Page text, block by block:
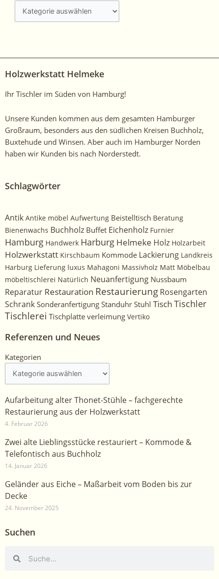
Schauen
arbeiten
an!
Holzwerkstatt Helmeke
Ihr Tischler im Süden von Hamburg!
Unsere Kunden kommen aus dem gesamten Hamburger
Großraum, besonders aus den südlichen Kreisen Buchholz,
Buxtehude und Winsen. Aber auch im Hamburger Norden
haben wir Kunden bis nach Norderstedt.
Schlagwörter
Antik Antike möbel Aufwertung Beistelltisch Beratung
Bienenwachs Buchholz Buffet Eichenholz Furnier
Hamburg Handwerk Harburg Helmeke Holz Holzarbeit
Holzwerkstatt Kirschbaum Kommode Lackierung Landkreis
Harburg Lieferung luxus Mahagoni Massivholz Matt Möbelbau
möbeltischlerei Natürlich Neuanfertigung Nussbaum
Reparatur Restauration Restaurierung Rosengarten
Schrank Sonderanfertigung Standuhr Stuhl Tisch Tischler
Tischlerei Tischplatte verleimung Vertiko
Referenzen und Neues
Kategorien
Kategorien
Aufarbeitung alter Thonet-Stühle – fachgerechte
Restaurierung aus der Holzwerkstatt
4. Februar 2026
Zwei alte Lieblingsstücke restauriert – Kommode &
Telefontisch aus Buchholz
14. Januar 2026
Geländer aus Eiche – Maßarbeit vom Boden bis zur
Decke
24. November 2025
Suchen